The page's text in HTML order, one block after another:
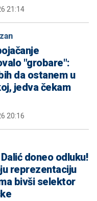
21:14
"grobare":
da ostanem u
jedva čekam
20:16
doneo odluku!
reprezentaciju
bivši selektor